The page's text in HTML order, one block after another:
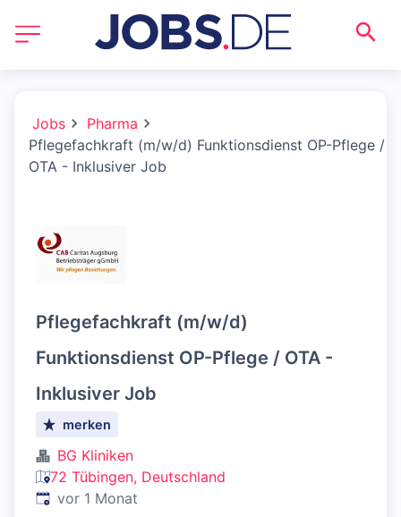
Jobs
Pharma
Pflegefachkraft (m/w/d) Funktionsdienst OP-Pflege /
OTA - Inklusiver Job
Pflegefachkraft (m/w/d)
Funktionsdienst OP-Pflege / OTA -
Inklusiver Job
merken
BG Kliniken
72 Tübingen, Deutschland
Veröffentlicht:
vor 1 Monat